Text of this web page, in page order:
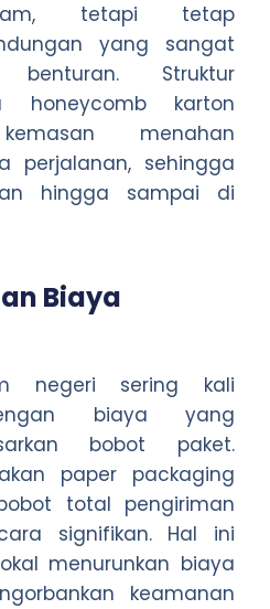
tetapi tetap
yang sangat
Struktur
honeycomb karton
menahan
perjalanan, sehingga
hingga sampai di
Biaya
negeri sering kali
biaya yang
bobot paket.
paper packaging
total pengiriman
signifikan. Hal ini
menurunkan biaya
keamanan